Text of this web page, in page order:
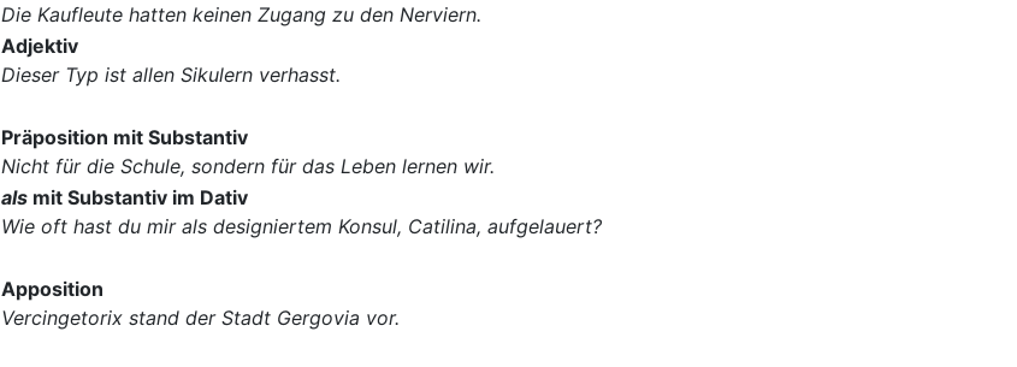
Die Kaufleute hatten keinen Zugang zu den Nerviern.
Adjektiv
Dieser Typ ist allen Sikulern verhasst.
Präposition mit Substantiv
Nicht für die Schule, sondern für das Leben lernen wir.
als mit Substantiv im Dativ
Wie oft hast du mir als designiertem Konsul, Catilina, aufgelauert?
Apposition
Vercingetorix stand der Stadt Gergovia vor.